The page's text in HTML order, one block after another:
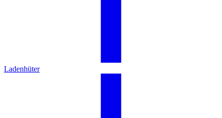
Ladenhüter